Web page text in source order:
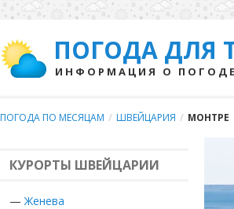
ПОГОДА ДЛЯ
ИНФОРМАЦИЯ О
ПОГОДА ПО МЕСЯЦАМ / ШВЕЙЦАРИЯ / МОНТРЕ
КУРОРТЫ ШВЕЙЦАРИИ
—Женева